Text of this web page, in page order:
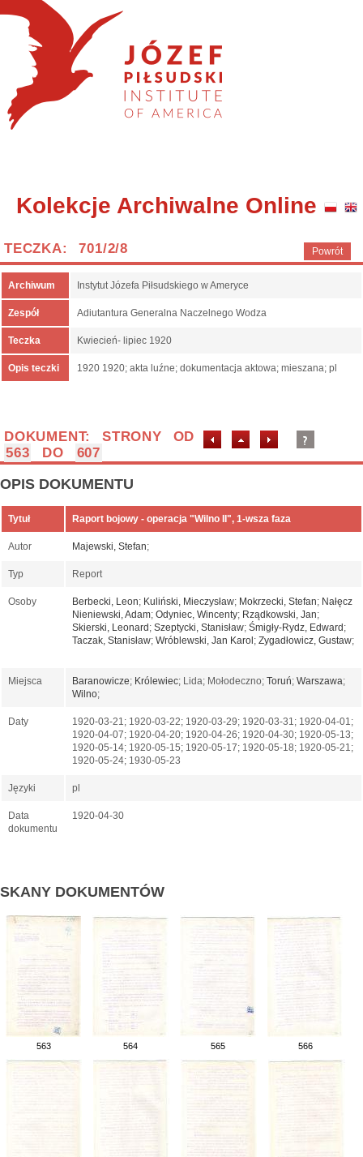
Kolekcje Archiwalne Online
Powrót
TECZKA: 701/2/8
Archiwum Instytut Józefa Piłsudskiego w Ameryce
Zespół Adiutantura Generalna Naczelnego Wodza
Teczka Kwiecień- lipiec 1920
Opis teczki 1920 1920; akta luźne; dokumentacja aktowa; mieszana; pl
DOKUMENT: STRONY OD
563
DO 607
OPIS DOKUMENTU
Tytuł Raport bojowy - operacja "Wilno II", 1-wsza faza
Autor Majewski, Stefan;
Typ Report
Osoby Berbecki, Leon; Kuliński, Mieczysław; Mokrzecki, Stefan; Nałęcz
Nieniewski, Adam; Odyniec, Wincenty; Rządkowski, Jan;
Skierski, Leonard ; Szeptycki, Stanisław; Śmigły-Rydz, Edward ;
Taczak, Stanisław; Wróblewski, Jan Karol ; Zygadłowicz, Gustaw;
Miejsca Baranowicze; Królewiec; Lida; Mołodeczno; Toruń; Warszawa;
Wilno;
Daty
1920-03-21; 1920-03-22; 1920-03-29; 1920-03-31; 1920-04-01;
1920-04-07; 1920-04-20; 1920-04-26; 1920-04-30; 1920-05-13;
1920-05-14; 1920-05-15; 1920-05-17; 1920-05-18; 1920-05-21;
1920-05-24; 1930-05-23
Języki pl
Data
dokumentu
1920-04-30
SKANY DOKUMENTÓW
563 564 565 566